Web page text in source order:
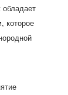
обладает
которое